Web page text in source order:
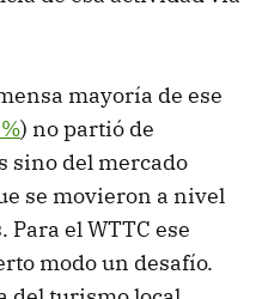
mayoría de ese
) no partió de
sino del mercado
se movieron a nivel
el WTTC ese
modo un desafío.